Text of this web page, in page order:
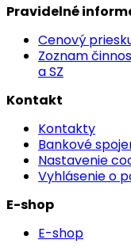
Pravidelné
Cenový
Zoznam
a SZ
Kontakt
Kontakty
Bankové
Nastavenie
Vyhlásenie o
E-shop
E-shop